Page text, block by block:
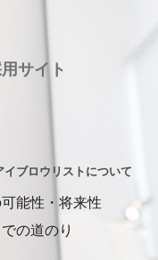
サイト
イブロウリストについて
能性・将来性
の道のり